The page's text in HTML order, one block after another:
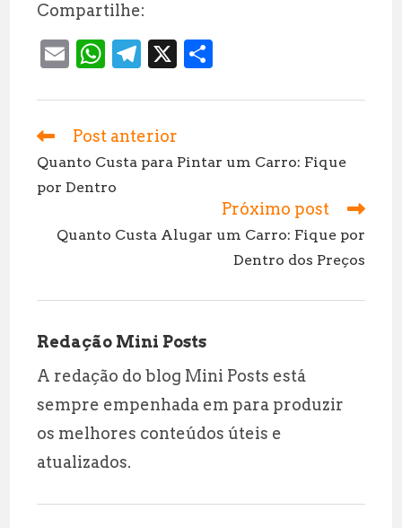
Compartilhe:
E
ai
l
W
at
s
A
p
p
T
e
g
r
m
X
a
e
Leia
artigos
Post anterior
Quanto Custa para Pintar um Carro: Fique
por Dentro
Próximo post
Quanto Custa Alugar um Carro: Fique por
Dentro dos Preços
Redação Mini Posts
A redação do blog Mini Posts está
sempre empenhada em para produzir
os melhores conteúdos úteis e
atualizados.